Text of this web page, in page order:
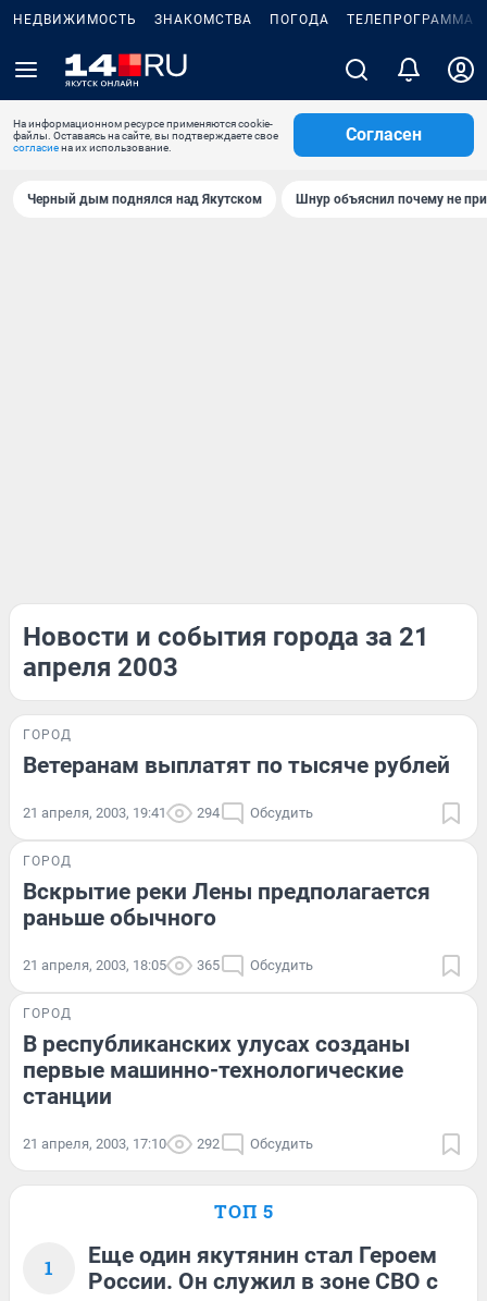
НЕДВИЖИМОСТЬ ЗНАКОМСТВА ПОГОДА ТЕЛЕПРОГРАММА
На информационном ресурсе применяются cookie-
файлы. Оставаясь на сайте, вы подтверждаете свое
согласиена их использование.
Согласен
Черный дым поднялся над Якутском Шнур объяснил почему не
Новости и события города за 21
апреля 2003
ГОРОД
Ветеранам выплатят по тысяче рублей
21 апреля, 2003, 19:41 294 Обсудить
ГОРОД
Вскрытие реки Лены предполагается
раньше обычного
21 апреля, 2003, 18:05 365 Обсудить
ГОРОД
В республиканских улусах созданы
первые машинно-технологические
станции
21 апреля, 2003, 17:10 292 Обсудить
ТОП 5
1
Еще один якутянин стал Героем
России. Он служил в зоне СВО с